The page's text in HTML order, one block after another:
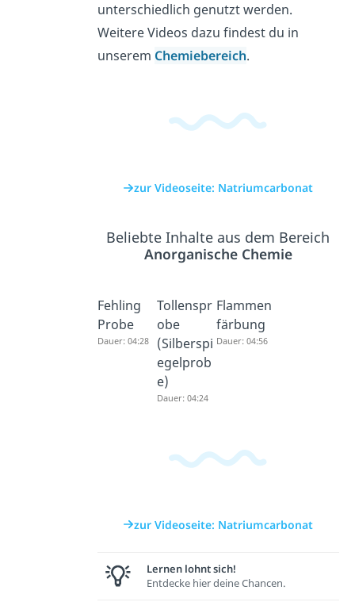
unterschiedlich genutzt werden.
Weitere Videos dazu findest du in
unserem Chemiebereich.
zur Videoseite: Natriumcarbonat
Beliebte Inhalte aus dem Bereich
Anorganische Chemie
Fehling
Probe
Dauer: 04:28
Tollenspr
obe
(Silberspi
egelprob
e)
Dauer: 04:24
Flammen
färbung
Dauer: 04:56
zur Videoseite: Natriumcarbonat
Lernen lohnt sich!
Entdecke hier deine Chancen.